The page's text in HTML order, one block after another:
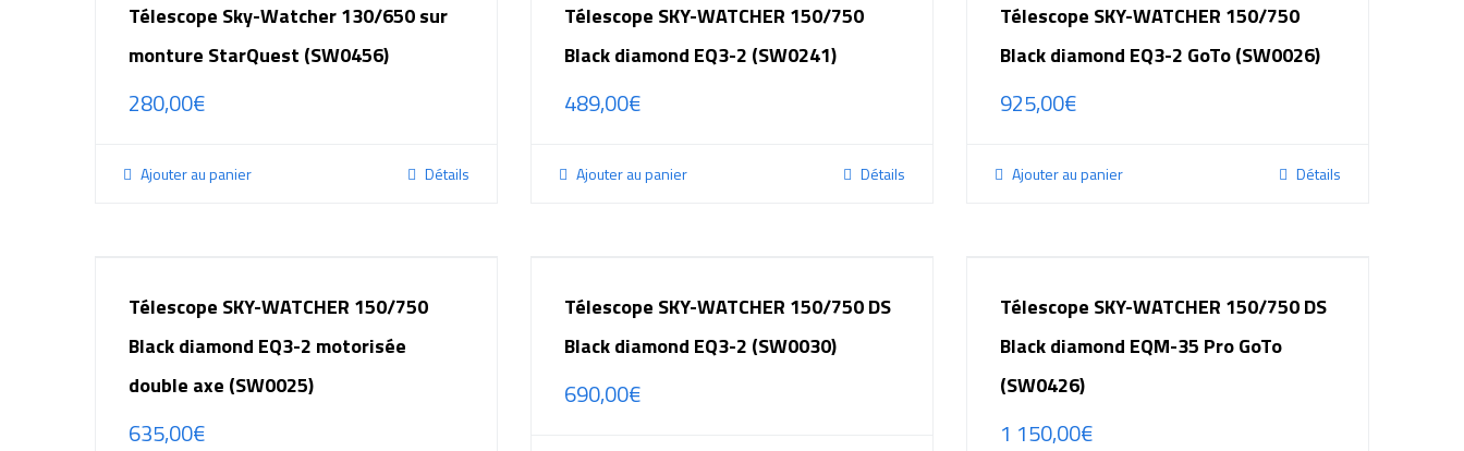
Télescope Sky-Watcher 130/650 sur
monture StarQuest (SW0456)
280,00€
Ajouter au panier Détails
Télescope SKY-WATCHER 150/750
Black diamond EQ3-2 (SW0241)
489,00€
Ajouter au panier Détails
Télescope SKY-WATCHER 150/750
Black diamond EQ3-2 GoTo (SW0026)
925,00€
Ajouter au panier Détails
Télescope SKY-WATCHER 150/750
Black diamond EQ3-2 motorisée
double axe (SW0025)
635,00€
Télescope SKY-WATCHER 150/750 DS
Black diamond EQ3-2 (SW0030)
690,00€
Télescope SKY-WATCHER 150/750 DS
Black diamond EQM-35 Pro GoTo
(SW0426)
1 150,00€